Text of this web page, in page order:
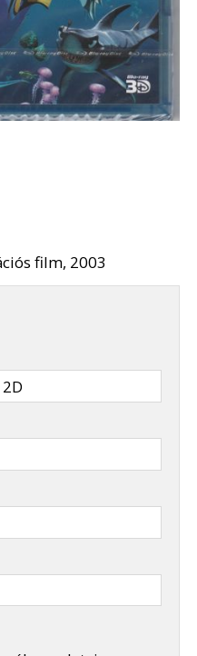
film, 2003